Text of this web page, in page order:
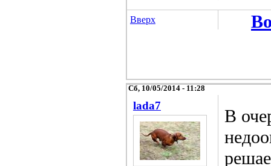
Вверх
Сб, 10/05/2014 - 11:28
lada7
В